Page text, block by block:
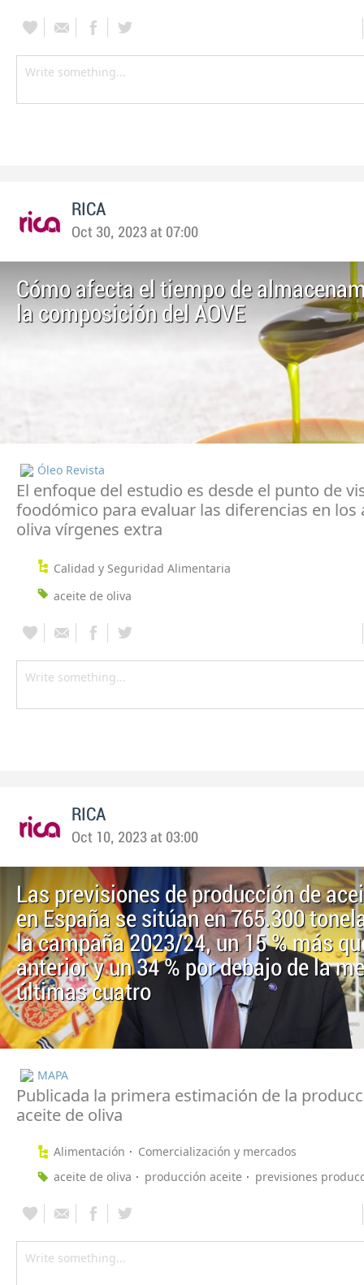
RICA
Oct 30, 2023 at 07:00
Cómo afecta el tiempo de
la composición del AOVE
Óleo Revista
El enfoque del estudio es desde el punto de
foodómico para evaluar las diferencias en los
oliva vírgenes extra
Calidad y Seguridad Alimentaria
aceite de oliva
RICA
Oct 10, 2023 at 03:00
Las previsiones de producción de
en España se sitúan en 765.300
la campaña 2023/24, un 15 % más
anterior y un 34 % por debajo de la
últimas cuatro
MAPA
Publicada la primera estimación de la
aceite de oliva
Alimentación
Comercialización y mercados
aceite de oliva
producción aceite previsiones